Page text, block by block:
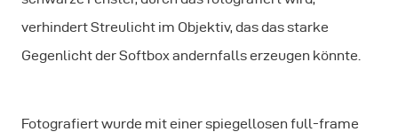
verhindert Streulicht im Objektiv, das das starke
Gegenlicht der Softbox andernfalls erzeugen könnte.
Fotografiert wurde mit einer spiegellosen full-frame